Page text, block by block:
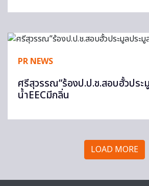
PR NEWS
ศรีสุวรรณ”ร้องป.ป.ช.สอบฮั้วประ
น้ำEECมีกลิ่น
LOAD MORE